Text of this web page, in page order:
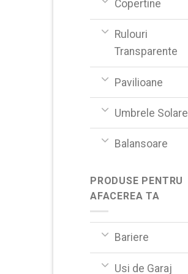
Copertine
Rulouri
Transparente
Pavilioane
Umbrele Solare
Balansoare
PRODUSE PENTRU
AFACEREA TA
Bariere
Usi de Garaj